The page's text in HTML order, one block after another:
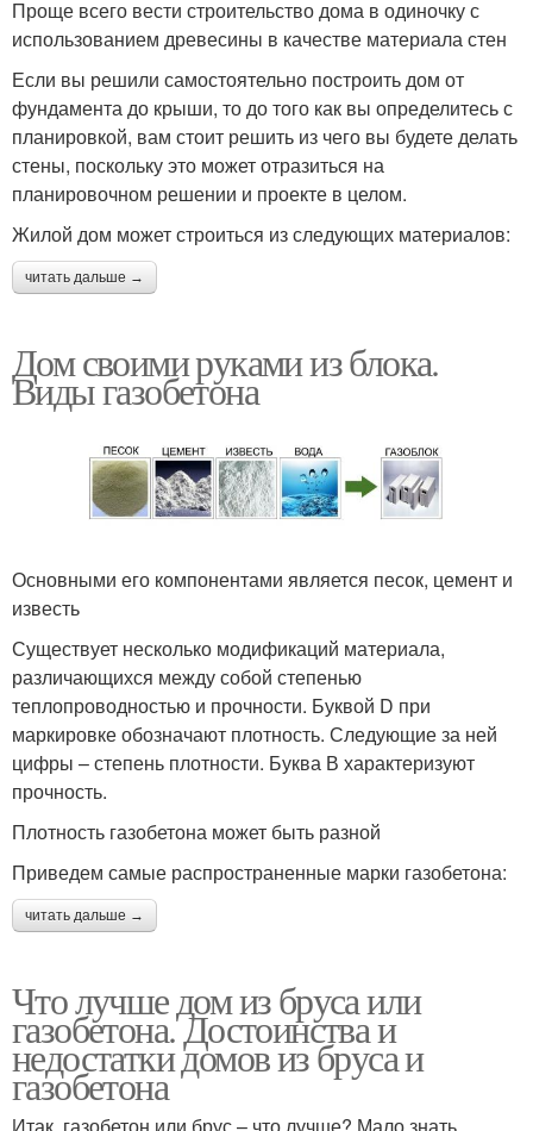
Проще всего вести строительство дома в одиночку с
использованием древесины в качестве материала стен
Если вы решили самостоятельно построить дом от
фундамента до крыши, то до того как вы определитесь с
планировкой, вам стоит решить из чего вы будете делать
стены, поскольку это может отразиться на
планировочном решении и проекте в целом.
Жилой дом может строиться из следующих материалов:
читать дальше →
Дом своими руками из блока.
Виды газобетона
Основными его компонентами является песок, цемент и
известь
Существует несколько модификаций материала,
различающихся между собой степенью
теплопроводностью и прочности. Буквой D при
маркировке обозначают плотность. Следующие за ней
цифры – степень плотности. Буква В характеризуют
прочность.
Плотность газобетона может быть разной
Приведем самые распространенные марки газобетона:
читать дальше →
Что лучше дом из бруса или
газобетона. Достоинства и
недостатки домов из бруса и
газобетона
Итак, газобетон или брус – что лучше? Мало знать